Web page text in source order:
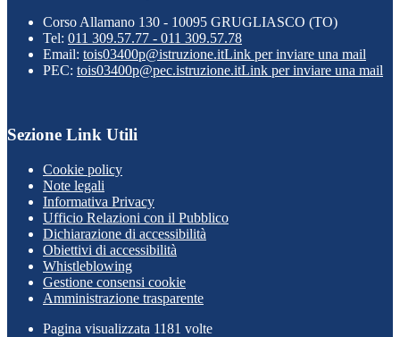
Corso Allamano 130 - 10095 GRUGLIASCO (TO)
Tel: 011 309.57.77 - 011 309.57.78
Email: tois03400p@istruzione.itLink per inviare una mail
PEC: tois03400p@pec.istruzione.itLink per inviare una mail
Sezione Link Utili
Cookie policy
Note legali
Informativa Privacy
Ufficio Relazioni con il Pubblico
Dichiarazione di accessibilità
Obiettivi di accessibilità
Whistleblowing
Gestione consensi cookie
Amministrazione trasparente
Pagina visualizzata 1181 volte